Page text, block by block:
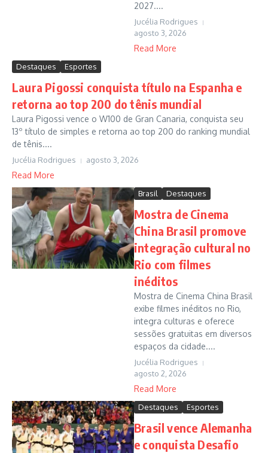
2027....
Jucélia Rodrigues
agosto 3, 2026
Read More
Destaques Esportes
Laura Pigossi conquista título na Espanha e
retorna ao top 200 do tênis mundial
Laura Pigossi vence o W100 de Gran Canaria, conquista seu
13º título de simples e retorna ao top 200 do ranking mundial
de tênis....
Jucélia Rodrigues agosto 3, 2026
Read More
Brasil Destaques
Mostra de Cinema
China Brasil promove
integração cultural no
Rio com filmes
inéditos
Mostra de Cinema China Brasil
exibe filmes inéditos no Rio,
integra culturas e oferece
sessões gratuitas em diversos
espaços da cidade....
Jucélia Rodrigues
agosto 2, 2026
Read More
Destaques Esportes
Brasil vence Alemanha
e conquista Desafio